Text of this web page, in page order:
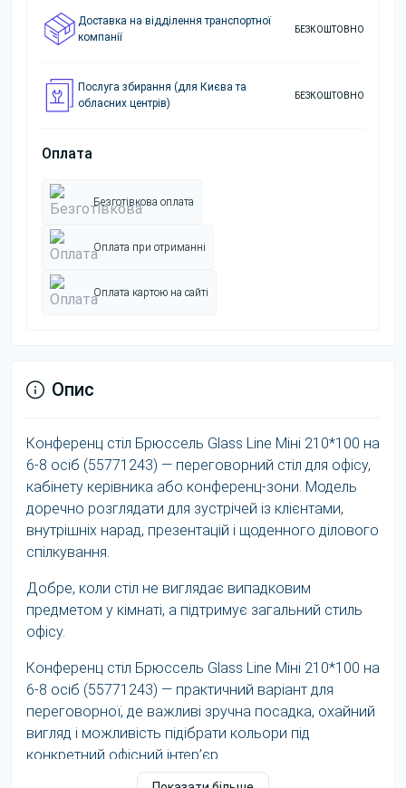
Доставка на відділення транспортної
компанії
БЕЗКОШТОВНО
Послуга збирання (для Києва та
обласних центрів)
БЕЗКОШТОВНО
Оплата
Безготівкова оплата
Оплата при отриманні
Оплата картою на сайті
Опис
Конференц стіл Брюссель Glass Line Міні 210*100 на
6-8 осіб (55771243) — переговорний стіл для офісу,
кабінету керівника або конференц-зони. Модель
доречно розглядати для зустрічей із клієнтами,
внутрішніх нарад, презентацій і щоденного ділового
спілкування.
Добре, коли стіл не виглядає випадковим
предметом у кімнаті, а підтримує загальний стиль
офісу.
Конференц стіл Брюссель Glass Line Міні 210*100 на
6-8 осіб (55771243) — практичний варіант для
переговорної, де важливі зручна посадка, охайний
вигляд і можливість підібрати кольори під
конкретний офісний інтер’єр.